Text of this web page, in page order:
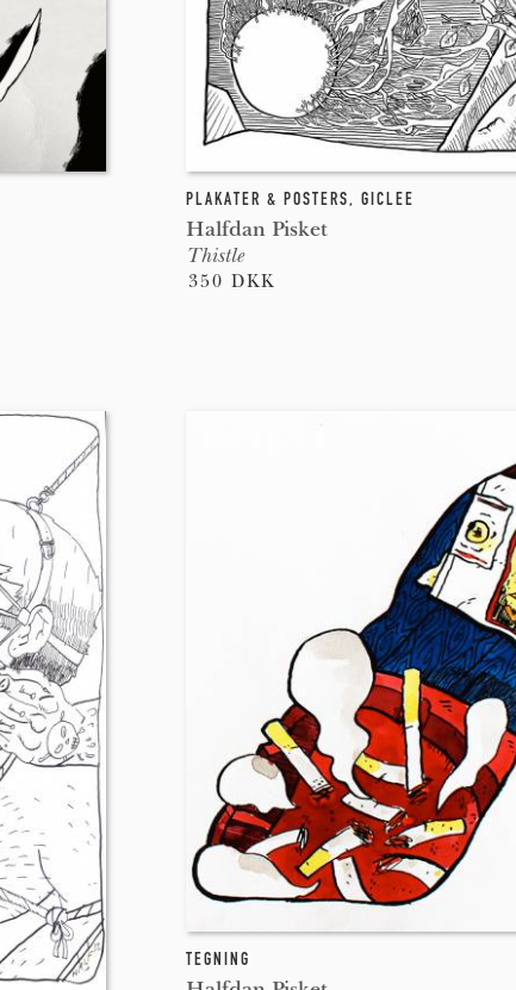
PLAKATER & POSTERS, GICLEE
Halfdan Pisket
Thistle
350 DKK
TEGNING